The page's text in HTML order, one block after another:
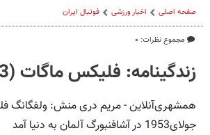
صفحه اصلی اخبار ورزشی فوتبال ايران
مجموع نظرات: ۰
زندگینامه: فلیکس ماگات (1953-)
جولای1953 در آشافنبورگ آلمان به دنیا آمد